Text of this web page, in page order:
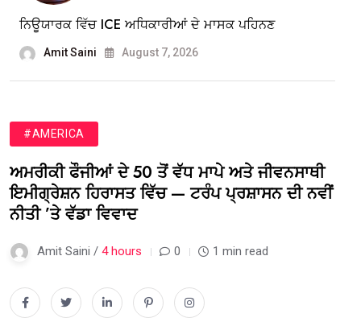
ਨਿਊਯਾਰਕ ਵਿੱਚ ICE ਅਧਿਕਾਰੀਆਂ ਦੇ ਮਾਸਕ ਪਹਿਨਣ
Amit Saini August 7, 2026
#AMERICA
ਅਮਰੀਕੀ ਫੌਜੀਆਂ ਦੇ 50 ਤੋਂ ਵੱਧ ਮਾਪੇ ਅਤੇ ਜੀਵਨਸਾਥੀ
ਇਮੀਗ੍ਰੇਸ਼ਨ ਹਿਰਾਸਤ ਵਿੱਚ — ਟਰੰਪ ਪ੍ਰਸ਼ਾਸਨ ਦੀ ਨਵੀਂ
ਨੀਤੀ ’ਤੇ ਵੱਡਾ ਵਿਵਾਦ
Amit Saini / 4 hours 0 1 min read